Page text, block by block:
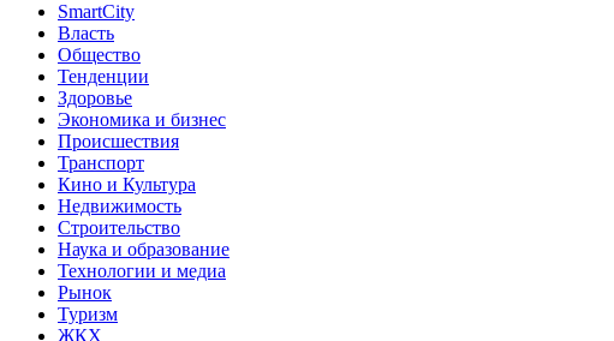
SmartCity
Власть
Общество
Тенденции
Здоровье
Экономика и бизнес
Происшествия
Транспорт
Кино и Культура
Недвижимость
Строительство
Наука и образование
Технологии и медиа
Рынок
Туризм
ЖКХ